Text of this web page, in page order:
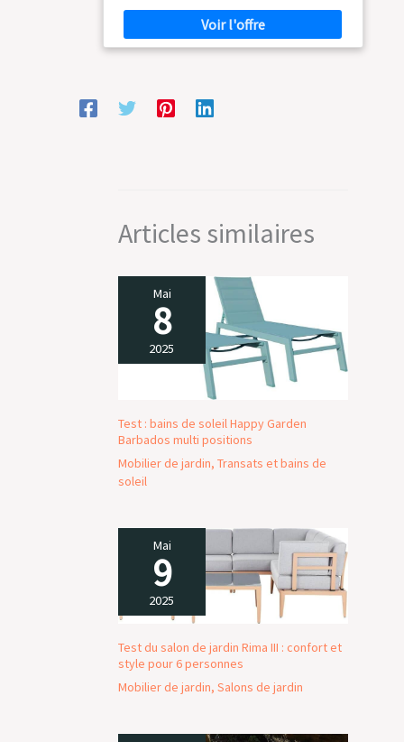
Articles similaires
Mai
8
2025
Test : bains de soleil Happy Garden
Barbados multi positions
Mobilier de jardin, Transats et bains de
soleil
Mai
9
2025
Test du salon de jardin Rima III : confort et
style pour 6 personnes
Mobilier de jardin, Salons de jardin